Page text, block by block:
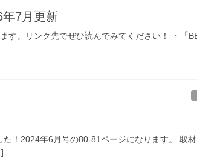
7月更新
す。リンク先でぜひ読んでみてください！ ・「
！2024年6月号の80-81ページになります。 取